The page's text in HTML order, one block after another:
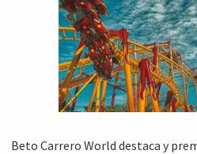
Beto Carrero World destaca y